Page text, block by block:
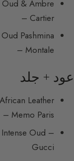
Oud & Ambre
– Cartier
Oud Pashmina
– Montale
عود + جلد
African Leather
– Memo Paris
Intense Oud –
Gucci